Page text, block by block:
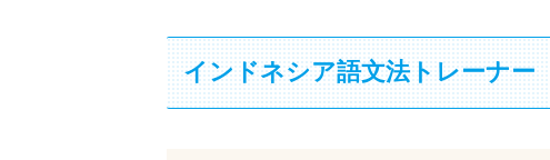
インドネシア語文法トレーナー